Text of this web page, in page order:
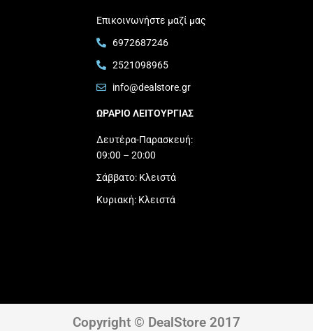
Επικοινωνήστε μαζί μας
6972687246
2521098965
info@dealstore.gr
ΩΡΑΡΙΟ ΛΕΙΤΟΥΡΓΙΑΣ​
Δευτέρα-Παρασκευή:
09:00 – 20:00
Σάββατο: Κλειστά
Κυριακή: Κλειστά
Copyright © DealStore 2017